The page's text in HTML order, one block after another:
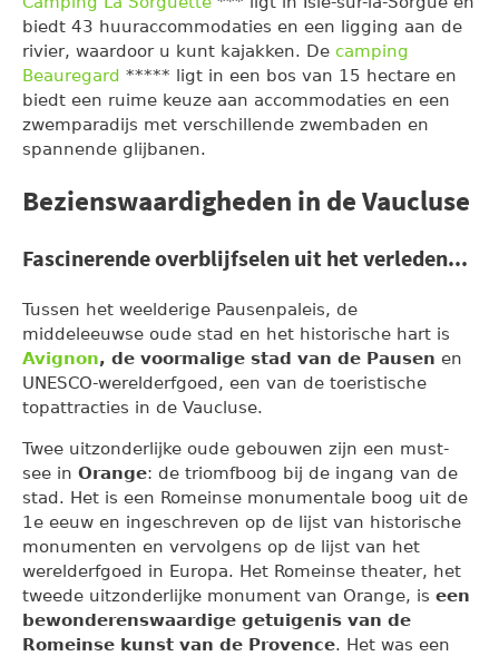
biedt 43 huuraccommodaties en een ligging aan de
rivier, waardoor u kunt kajakken. De camping
Beauregard ***** ligt in een bos van 15 hectare en
biedt een ruime keuze aan accommodaties en een
zwemparadijs met verschillende zwembaden en
spannende glijbanen.
Bezienswaardigheden in de Vaucluse
Fascinerende overblijfselen uit het verleden...
Tussen het weelderige Pausenpaleis, de
middeleeuwse oude stad en het historische hart is
Avignon, de voormalige stad van de Pausen en
UNESCO-werelderfgoed, een van de toeristische
topattracties in de Vaucluse.
Twee uitzonderlijke oude gebouwen zijn een must-
see in Orange: de triomfboog bij de ingang van de
stad. Het is een Romeinse monumentale boog uit de
1e eeuw en ingeschreven op de lijst van historische
monumenten en vervolgens op de lijst van het
werelderfgoed in Europa. Het Romeinse theater, het
tweede uitzonderlijke monument van Orange, is een
bewonderenswaardige getuigenis van de
Romeinse kunst van de Provence. Het was een